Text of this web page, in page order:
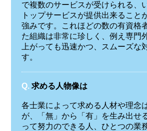
で複数のサービスが受けられる、
トップサービスが提供出来ること
強みです。これほどの数の有資格
た組織は非常に珍しく、例え専門
上がっても迅速かつ、スムーズな
す。
Q. 求める人物像は
各士業によって求める人材や理念
が、「無」から「有」を生み出せ
って努力のできる人、ひとつの業